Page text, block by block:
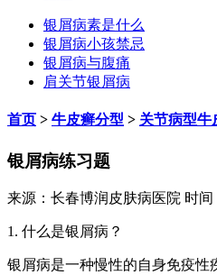
银屑病素是什么
银屑病小孩禁忌
银屑病与腹痛
肩关节银屑病
首页 > 牛皮癣分型 > 关节病型牛
银屑病练习题
来源：长春博润皮肤病医院 时间
1. 什么是银屑病？
银屑病是一种慢性的自身免疫性